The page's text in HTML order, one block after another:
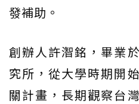
發補助。
創辦人許潪銘，畢業
究所，從大學時期開
關計畫，長期觀察台